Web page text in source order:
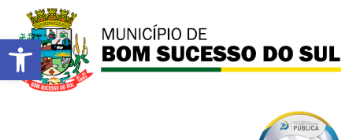
Barra de Ferramentas